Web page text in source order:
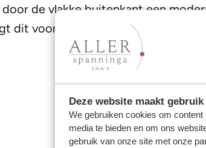
Deze website maakt
We gebruiken cookies om
media te bieden en om ons
gebruik van onze site met onze
de vlakke buitenkant een
dit voor een heerlijk draagcomfort!